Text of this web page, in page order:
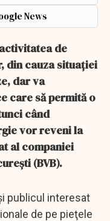
News
de
din cauza situaţiei
dar va
care să permită o
când
vor reveni la
al companiei
(BVB).
publicul interesat
de pe pieţele